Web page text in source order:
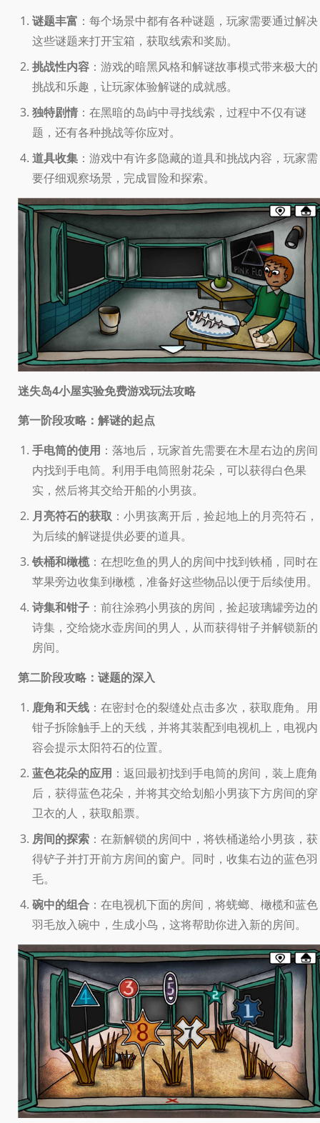
谜题丰富 ：每个场景中都有各种谜题，玩家需要通过解决
这些谜题来打开宝箱，获取线索和奖励。
挑战性内容 ：游戏的暗黑风格和解谜故事模式带来极大的
挑战和乐趣，让玩家体验解谜的成就感。
独特剧情 ：在黑暗的岛屿中寻找线索，过程中不仅有谜
题，还有各种挑战等你应对。
道具收集 ：游戏中有许多隐藏的道具和挑战内容，玩家需
要仔细观察场景，完成冒险和探索。
迷失岛4小屋实验免费游戏玩法攻略
第一阶段攻略：解谜的起点
手电筒的使用 ：落地后，玩家首先需要在木星右边的房间
内找到手电筒。利用手电筒照射花朵，可以获得白色果
实，然后将其交给开船的小男孩。
月亮符石的获取 ：小男孩离开后，捡起地上的月亮符石，
为后续的解谜提供必要的道具。
铁桶和橄榄：在想吃鱼的男人的房间中找到铁桶，同时在
苹果旁边收集到橄榄，准备好这些物品以便于后续使用。
诗集和钳子 ：前往涂鸦小男孩的房间，捡起玻璃罐旁边的
诗集，交给烧水壶房间的男人，从而获得钳子并解锁新的
房间。
第二阶段攻略：谜题的深入
鹿角和天线 ：在密封仓的裂缝处点击多次，获取鹿角。用
钳子拆除触手上的天线，并将其装配到电视机上，电视内
容会提示太阳符石的位置。
蓝色花朵的应用 ：返回最初找到手电筒的房间，装上鹿角
后，获得蓝色花朵，并将其交给划船小男孩下方房间的穿
卫衣的人，获取船票。
房间的探索 ：在新解锁的房间中，将铁桶递给小男孩，获
得铲子并打开前方房间的窗户。同时，收集右边的蓝色羽
毛。
碗中的组合 ：在电视机下面的房间，将蜣螂、橄榄和蓝色
羽毛放入碗中，生成小鸟，这将帮助你进入新的房间。